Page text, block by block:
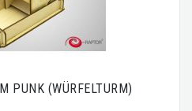
PUNK (WÜRFELTURM)